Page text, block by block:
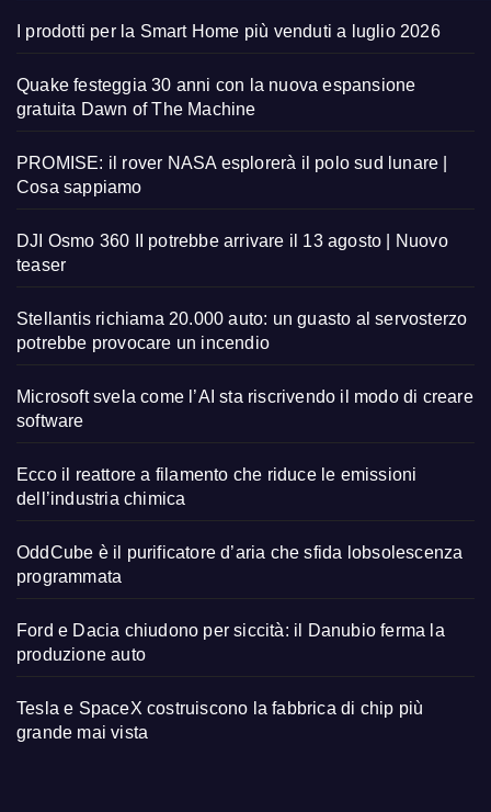
I prodotti per la Smart Home più venduti a luglio 2026
Quake festeggia 30 anni con la nuova espansione
gratuita Dawn of The Machine
PROMISE: il rover NASA esplorerà il polo sud lunare |
Cosa sappiamo
DJI Osmo 360 II potrebbe arrivare il 13 agosto | Nuovo
teaser
Stellantis richiama 20.000 auto: un guasto al servosterzo
potrebbe provocare un incendio
Microsoft svela come l’AI sta riscrivendo il modo di creare
software
Ecco il reattore a filamento che riduce le emissioni
dell’industria chimica
OddCube è il purificatore d’aria che sfida lobsolescenza
programmata
Ford e Dacia chiudono per siccità: il Danubio ferma la
produzione auto
Tesla e SpaceX costruiscono la fabbrica di chip più
grande mai vista